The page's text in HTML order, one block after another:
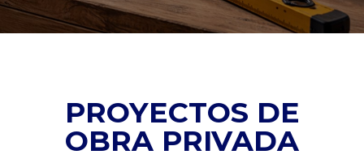
PROYECTOS DE
OBRA PRIVADA